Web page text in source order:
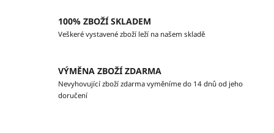
100% ZBOŽÍ SKLADEM
Veškeré vystavené zboží leží na našem skladě
VÝMĚNA ZBOŽÍ ZDARMA
Nevyhovující zboží zdarma vyměníme do 14 dnů od jeho
doručení